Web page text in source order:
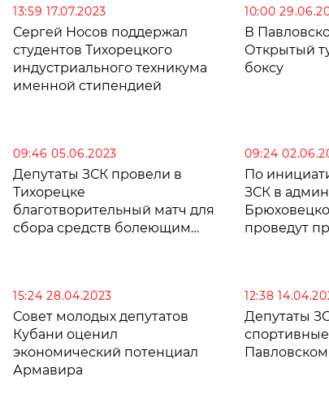
13:59 17.07.2023
Сергей Носов поддержал
студентов Тихорецкого
индустриального техникума
именной стипендией
10:00
В
Открытый
боксу
09:46 05.06.2023
Депутаты ЗСК провели в
Тихорецке
благотворительный матч для
сбора средств болеющим
09:24
По
ЗСК в
проведут
15:24 28.04.2023
Совет молодых депутатов
Кубани оценил
экономический потенциал
Армавира
12:38
Депутаты